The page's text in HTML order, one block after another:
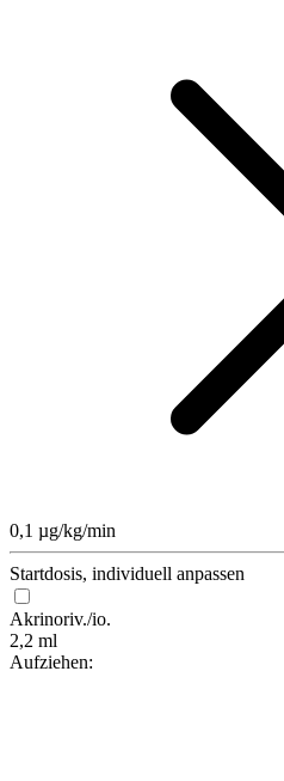
0,1 µg/kg/min
Startdosis, individuell anpassen
Akrinoriv./io.
2,2 ml
Aufziehen: